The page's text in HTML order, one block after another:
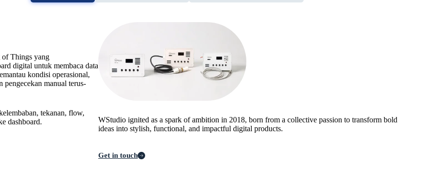
of Things yang
digital untuk membaca data
kondisi operasional,
pengecekan manual terus-
tekanan, flow,
dashboard.
WStudio ignited as a spark of ambition in 2018, born from a collective passion to transform bold
ideas into stylish, functional, and impactful digital products.
Get in touch